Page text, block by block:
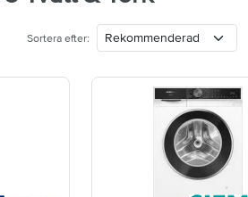
Sortera efter: